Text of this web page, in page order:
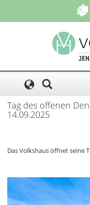
Tag des offenen
14.09.2025
Das Volkshaus öffnet seine